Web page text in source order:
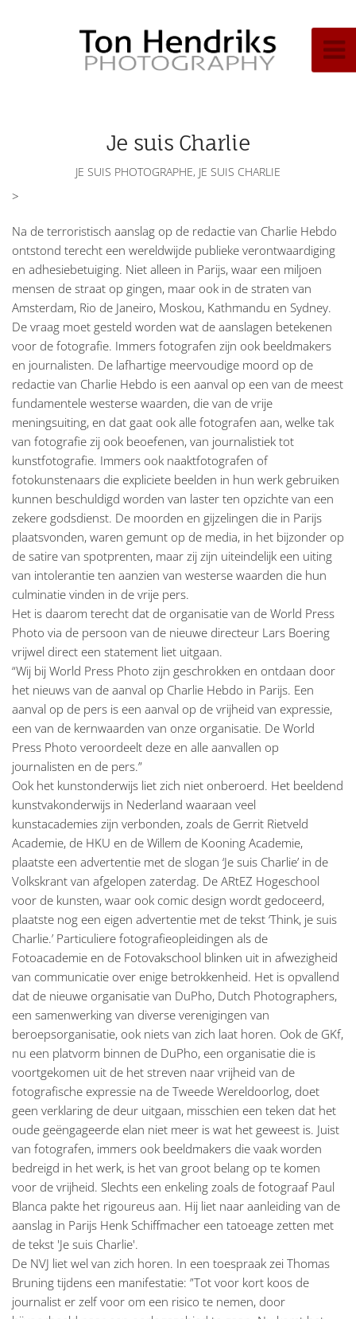
Je suis Charlie
JE SUIS PHOTOGRAPHE, JE SUIS CHARLIE
>
Na de terroristisch aanslag op de redactie van Charlie Hebdo
ontstond terecht een wereldwijde publieke verontwaardiging
en adhesiebetuiging. Niet alleen in Parijs, waar een miljoen
mensen de straat op gingen, maar ook in de straten van
Amsterdam, Rio de Janeiro, Moskou, Kathmandu en Sydney.
De vraag moet gesteld worden wat de aanslagen betekenen
voor de fotografie. Immers fotografen zijn ook beeldmakers
en journalisten. De lafhartige meervoudige moord op de
redactie van Charlie Hebdo is een aanval op een van de meest
fundamentele westerse waarden, die van de vrije
meningsuiting, en dat gaat ook alle fotografen aan, welke tak
van fotografie zij ook beoefenen, van journalistiek tot
kunstfotografie. Immers ook naaktfotografen of
fotokunstenaars die expliciete beelden in hun werk gebruiken
kunnen beschuldigd worden van laster ten opzichte van een
zekere godsdienst. De moorden en gijzelingen die in Parijs
plaatsvonden, waren gemunt op de media, in het bijzonder op
de satire van spotprenten, maar zij zijn uiteindelijk een uiting
van intolerantie ten aanzien van westerse waarden die hun
culminatie vinden in de vrije pers.
Het is daarom terecht dat de organisatie van de World Press
Photo via de persoon van de nieuwe directeur Lars Boering
vrijwel direct een statement liet uitgaan.
“Wij bij World Press Photo zijn geschrokken en ontdaan door
het nieuws van de aanval op Charlie Hebdo in Parijs. Een
aanval op de pers is een aanval op de vrijheid van expressie,
een van de kernwaarden van onze organisatie. De World
Press Photo veroordeelt deze en alle aanvallen op
journalisten en de pers.”
Ook het kunstonderwijs liet zich niet onberoerd. Het beeldend
kunstvakonderwijs in Nederland waaraan veel
kunstacademies zijn verbonden, zoals de Gerrit Rietveld
Academie, de HKU en de Willem de Kooning Academie,
plaatste een advertentie met de slogan ‘Je suis Charlie’ in de
Volkskrant van afgelopen zaterdag. De ARtEZ Hogeschool
voor de kunsten, waar ook comic design wordt gedoceerd,
plaatste nog een eigen advertentie met de tekst ‘Think, je suis
Charlie.’ Particuliere fotografieopleidingen als de
Fotoacademie en de Fotovakschool blinken uit in afwezigheid
van communicatie over enige betrokkenheid. Het is opvallend
dat de nieuwe organisatie van DuPho, Dutch Photographers,
een samenwerking van diverse verenigingen van
beroepsorganisatie, ook niets van zich laat horen. Ook de GKf,
nu een platvorm binnen de DuPho, een organisatie die is
voortgekomen uit de het streven naar vrijheid van de
fotografische expressie na de Tweede Wereldoorlog, doet
geen verklaring de deur uitgaan, misschien een teken dat het
oude geëngageerde elan niet meer is wat het geweest is. Juist
van fotografen, immers ook beeldmakers die vaak worden
bedreigd in het werk, is het van groot belang op te komen
voor de vrijheid. Slechts een enkeling zoals de fotograaf Paul
Blanca pakte het rigoureus aan. Hij liet naar aanleiding van de
aanslag in Parijs Henk Schiffmacher een tatoeage zetten met
de tekst 'Je suis Charlie'.
De NVJ liet wel van zich horen. In een toespraak zei Thomas
Bruning tijdens een manifestatie: ”Tot voor kort koos de
journalist er zelf voor om een risico te nemen, door